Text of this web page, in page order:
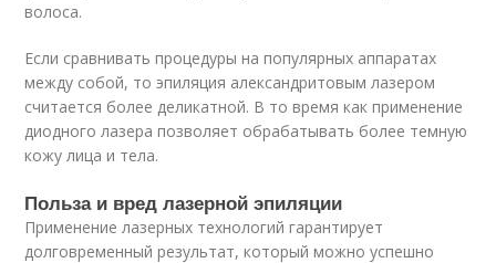
волоса.
Если сравнивать процедуры на популярных аппаратах
между собой, то эпиляция александритовым лазером
считается более деликатной. В то время как применение
диодного лазера позволяет обрабатывать более темную
кожу лица и тела.
Польза и вред лазерной эпиляции
Применение лазерных технологий гарантирует
долговременный результат, который можно успешно